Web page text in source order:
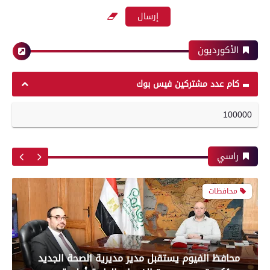
بعدسة الخبر المصري | شاهد أبرز لقطات مباراة
الزمالك وسموحة فى الدورى
رياضة
فى الدورى
معرض صور
الأكورديون
كام عدد مشتركين فيس بوك
100000
راسي
محافظات
محافظ الفيوم يستقبل مدير مديرية الصحة الجديد
ويؤكد: تحسين جودة الخدمات الطبية أولوية
محافظات
مدير أمن سوهاج يتفقد الخدمات الأمنية